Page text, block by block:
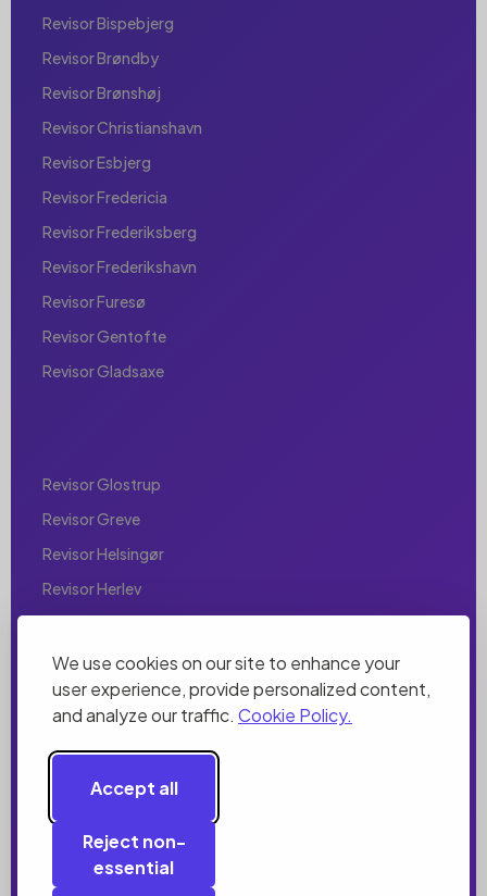
We use cookies on our site to enhance your
user experience, provide personalized content,
and analyze our traffic. Cookie Policy.
Accept all
Reject non-
essential
Revisor Bispebjerg
Revisor Brøndby
Revisor Brønshøj
Revisor Christianshavn
Revisor Esbjerg
Revisor Fredericia
Revisor Frederiksberg
Revisor Frederikshavn
Revisor Furesø
Revisor Gentofte
Revisor Gladsaxe
Revisor Glostrup
Revisor Greve
Revisor Helsingør
Revisor Herlev
Revisor Hjørring
Revisor Holbæk
Revisor Holstebro
Revisor Horsens
Revisor Hørsholm
Revisor Hvidovre
Revisor Ishøj